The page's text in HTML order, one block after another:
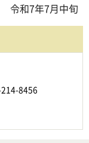
7年7月中旬
8456